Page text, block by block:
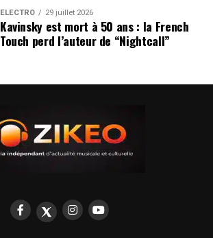
ÉLECTRO 29 juillet 2026
Kavinsky est mort à 50 ans : la French
Touch perd l’auteur de “Nightcall”